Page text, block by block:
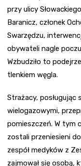
przy ulicy
Baranicz, członek
Swarzędzu,
obywateli nagle
Wzbudziło to
tlenkiem węgla.
Strażacy, posługując
wielogazowymi,
pomieszczeń. W tym
zostali przeniesieni
zespół medyków z
zajmował się osobą,